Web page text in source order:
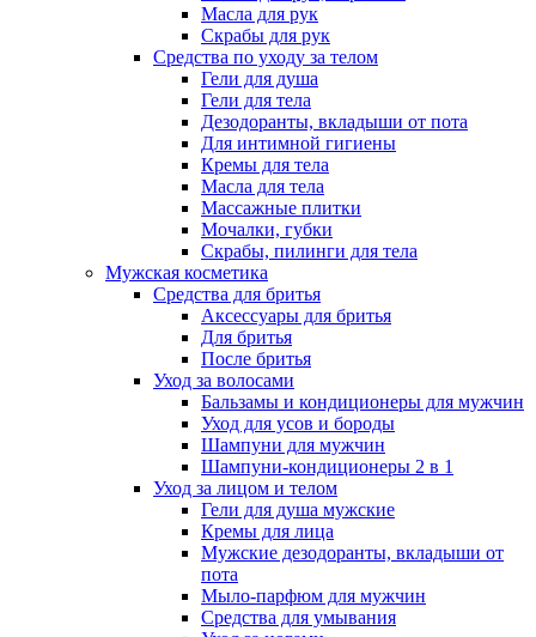
Масла для рук
Скрабы для рук
Средства по уходу за телом
Гели для душа
Гели для тела
Дезодоранты, вкладыши от пота
Для интимной гигиены
Кремы для тела
Масла для тела
Массажные плитки
Мочалки, губки
Скрабы, пилинги для тела
Мужская косметика
Средства для бритья
Аксессуары для бритья
Для бритья
После бритья
Уход за волосами
Бальзамы и кондиционеры для мужчин
Уход для усов и бороды
Шампуни для мужчин
Шампуни-кондиционеры 2 в 1
Уход за лицом и телом
Гели для душа мужские
Кремы для лица
Мужские дезодоранты, вкладыши от
пота
Мыло-парфюм для мужчин
Средства для умывания